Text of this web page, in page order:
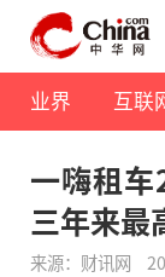
业界 互联
一嗨租
三年来最
来源：财讯网